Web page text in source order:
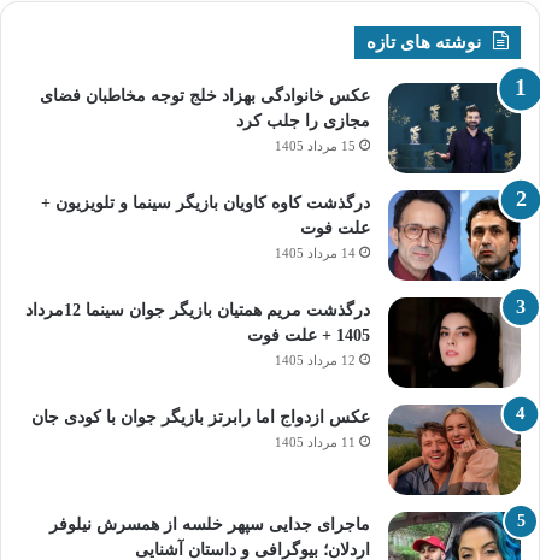
نوشته های تازه
عکس خانوادگی بهزاد خلج توجه مخاطبان فضای
مجازی را جلب کرد
15 مرداد 1405
درگذشت کاوه کاویان بازیگر سینما و تلویزیون +
علت فوت
14 مرداد 1405
درگذشت مریم همتیان بازیگر جوان سینما 12مرداد
1405 + علت فوت
12 مرداد 1405
عکس ازدواج اما رابرتز بازیگر جوان با کودی جان
11 مرداد 1405
ماجرای جدایی سپهر خلسه از همسرش نیلوفر
اردلان؛ بیوگرافی و داستان آشنایی